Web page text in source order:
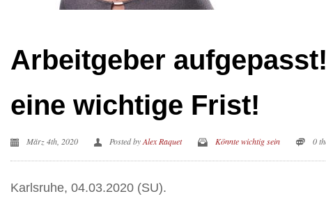
Arbeitgeber
eine wichtige Frist!
März 4th, 2020 Posted byAlex Raquet Könnte wichtig sein 0
Karlsruhe, 04.03.2020 (SU).